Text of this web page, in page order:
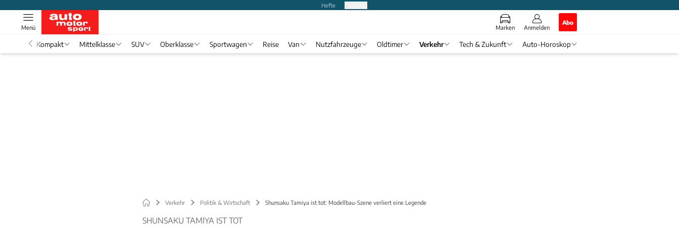
Hefte
Marken Anmelden
Abo
Menü
Kompakt Mittelklasse SUV Oberklasse Sportwagen Reise Van Nutzfahrzeuge Oldtimer Verkehr Tech & Zukunft Auto-Horoskop
Verkehr Politik & Wirtschaft Shunsaku Tamiya ist tot: Modellbau-Szene verliert eine Legende
SHUNSAKU TAMIYA IST TOT